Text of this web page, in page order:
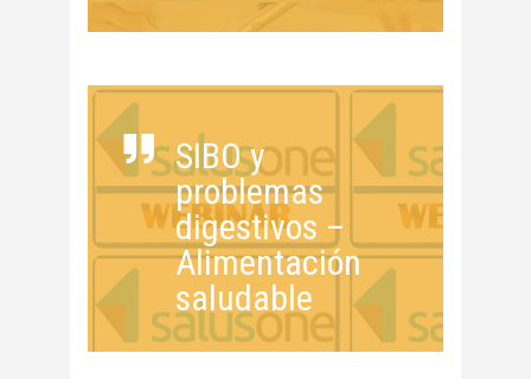
SIBO y
problemas
digestivos –
Alimentación
saludable